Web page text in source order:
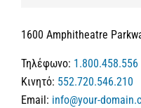
1600 Amphitheatre
Τηλέφωνο: 1.800.458.556
Κινητό: 552.720.546.210
Email: info@your-